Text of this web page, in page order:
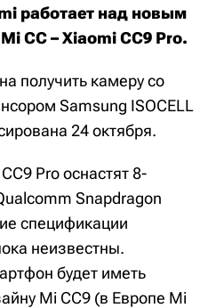
работает над новым
CC – Xiaomi CC9 Pro.
получить камеру со
Samsung ISOCELL
24 октября.
Pro оснастят 8-
Snapdragon
спецификации
неизвестны.
будет иметь
Mi CC9 (в Европе Mi